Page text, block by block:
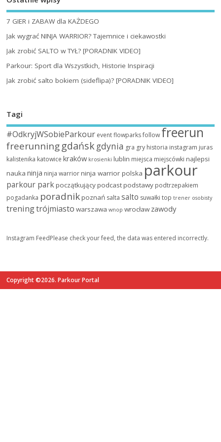
7 GIER i ZABAW dla KAŻDEGO
Jak wygrać NINJA WARRIOR? Tajemnice i ciekawostki
Jak zrobić SALTO w TYŁ? [PORADNIK VIDEO]
Parkour: Sport dla Wszystkich, Historie Inspiracji
Jak zrobić salto bokiem (sideflipa)? [PORADNIK VIDEO]
Tagi
#OdkryjWSobieParkour event flowparks followfreerun
freerunninggdańskgdynia gra gry historia instagram juras
kalistenika katowice kraków krosienki lublin miejsca miejscówki najlepsi
nauka ninja ninja warrior ninja warrior polska parkour
parkour parkpoczątkującypodcastpodstawy podtrzepakiem
pogadanka poradnikpoznań salta salto suwałki top trener osobisty
treningtrójmiasto warszawa wnop wrocławzawody
Instagram FeedPlease check your feed, the data was entered incorrectly.
Copyright ©2026. Parkour Portal